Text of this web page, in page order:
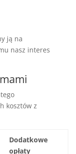
ją na
nasz interes
kosztów z
Dodatkowe
opłaty